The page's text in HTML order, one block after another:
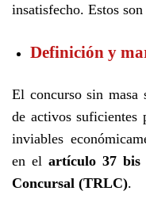
insatisfecho. Estos son
Definición y
El concurso sin masa
de activos suficientes
inviables
en elartículo 37 bis
Concursal (TRLC).